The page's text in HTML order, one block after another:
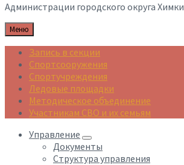
Администрации городского округа Химки
Меню
Запись в секции
Спортсооружения
Спортучреждения
Ледовые площадки
Методическое объединение
Участникам СВО и их семьям
Управление
Документы
Структура управления